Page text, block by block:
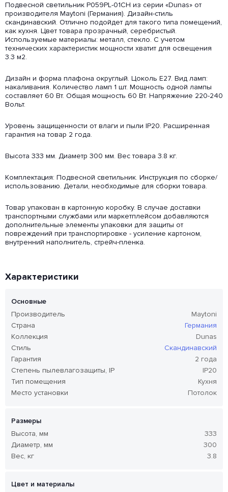
Подвесной светильник P059PL-01CH из серии «Dunas» от
производителя Maytoni (Германия). Дизайн-стиль
скандинавский. Отлично подойдет для такого типа помещений,
как кухня. Цвет товара прозрачный, серебристый.
Используемые материалы: металл, стекло. С учетом
технических характеристик мощности хватит для освещения
3.3 м2.
Дизайн и форма плафона округлый. Цоколь E27. Вид ламп:
накаливания. Количество ламп 1 шт. Мощность одной лампы
составляет 60 Вт. Общая мощность 60 Вт. Напряжение 220-240
Вольт.
Уровень защищенности от влаги и пыли IP20. Расширенная
гарантия на товар 2 года.
Высота 333 мм. Диаметр 300 мм. Вес товара 3.8 кг.
Комплектация: Подвесной светильник. Инструкция по сборке/
использованию. Детали, необходимые для сборки товара.
Товар упакован в картонную коробку. В случае доставки
транспортными службами или маркетплейсом добавляются
дополнительные элементы упаковки для защиты от
повреждений при транспортировке - усиление картоном,
внутренний наполнитель, стрейч-пленка.
Характеристики
Основные
Производитель
Maytoni
Страна
Германия
Коллекция
Dunas
Стиль
Скандинавский
Гарантия
2 года
Степень пылевлагозащиты, IP
IP20
Тип помещения
Кухня
Место установки
Потолок
Размеры
Высота, мм
333
Диаметр, мм
300
Вес, кг
3.8
Цвет и материалы